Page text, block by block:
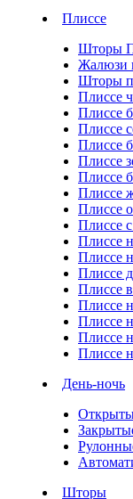
Плиссе
Шторы
Жалюзи
Шторы
Плиссе
Плиссе
Плиссе
Плиссе
Плиссе
Плиссе
Плиссе
Плиссе
Плиссе
Плиссе
Плиссе
Плиссе
Плиссе
Плиссе
Плиссе
Плиссе
Плиссе
День-ночь
Шторы